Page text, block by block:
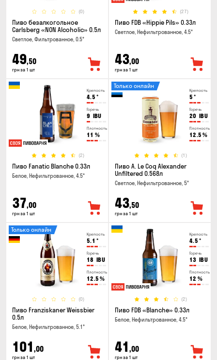
(0)
Пиво безалкогольное
Carlsberg «NON Alcoholic» 0.5л
Светлое, Фильтрованное, 0.5°
49,50
грн за 1 шт
(27)
Пиво FDB «Hippie Pils» 0.33л
Светлое, Нефильтрованное, 4.5°
43,00
грн за 1 шт
Крепость
4.5 °
Горечь
9 IBU
Плотность
11 %
(2)
Пиво Fanatic Blanche 0.33л
Белое, Нефильтрованное, 4.5°
37,00
грн за 1 шт
Крепость
5 °
Горечь
20 IBU
Плотность
12.5 %
(1)
Только онлайн
Пиво A. Le Coq Alexander
Unfiltered 0.568л
Светлое, Нефильтрованное, 5°
43,50
грн за 1 шт
Крепость
5.1 °
Горечь
18 IBU
Плотность
12.5 %
(0)
Только онлайн
Пиво Franziskaner Weissbier
0.5л
Белое, Нефильтрованное, 5.1°
101 ,00
грн за 1 шт
Крепость
4.5 °
Горечь
13 IBU
Плотность
12 %
(2)
Пиво FDB «Blanche» 0.33л
Белое, Нефильтрованное, 4.5°
41 ,00
грн за 1 шт